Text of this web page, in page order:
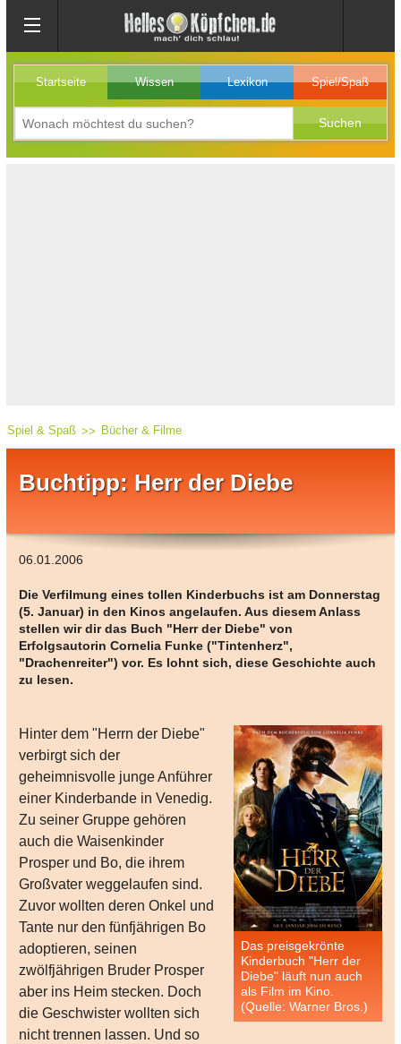
Startseite Wissen Lexikon Spiel/Spaß
Spiel & Spaß Bücher & Filme
Buchtipp: Herr der Diebe
06.01.2006
Die Verfilmung eines tollen Kinderbuchs ist am Donnerstag
(5. Januar) in den Kinos angelaufen. Aus diesem Anlass
stellen wir dir das Buch "Herr der Diebe" von
Erfolgsautorin Cornelia Funke ("Tintenherz",
"Drachenreiter") vor. Es lohnt sich, diese Geschichte auch
zu lesen.
Das preisgekrönte
Kinderbuch "Herr der
Diebe" läuft nun auch
als Film im Kino.
(Quelle: Warner Bros.)
Hinter dem "Herrn der Diebe"
verbirgt sich der
geheimnisvolle junge Anführer
einer Kinderbande in Venedig.
Zu seiner Gruppe gehören
auch die Waisenkinder
Prosper und Bo, die ihrem
Großvater weggelaufen sind.
Zuvor wollten deren Onkel und
Tante nur den fünfjährigen Bo
adoptieren, seinen
zwölfjährigen Bruder Prosper
aber ins Heim stecken. Doch
die Geschwister wollten sich
nicht trennen lassen. Und so